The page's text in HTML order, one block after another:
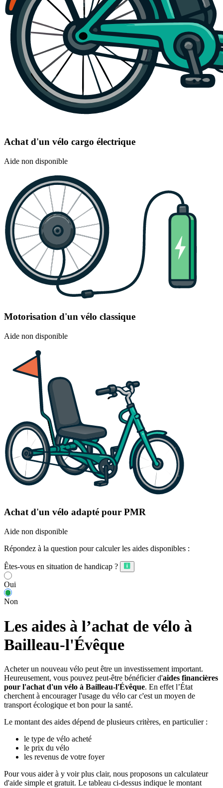
Achat d'un vélo cargo électrique
Aide non disponible
Motorisation d'un vélo classique
Aide non disponible
Achat d'un vélo adapté pour PMR
Aide non disponible
Répondez à la question pour calculer les aides disponibles :
Êtes-vous en situation de handicap ?
Oui
Non
Les aides à l’achat de vélo à
Bailleau-l'Évêque
Acheter un nouveau vélo peut être un investissement important.
Heureusement, vous pouvez peut-être bénéficier d'aides financières
pour l'achat d'un vélo à Bailleau-l'Évêque. En effet l’État
cherchent à encourager l'usage du vélo car c'est un moyen de
transport écologique et bon pour la santé.
Le montant des aides dépend de plusieurs critères, en particulier :
le type de vélo acheté
le prix du vélo
les revenus de votre foyer
Pour vous aider à y voir plus clair, nous proposons un calculateur
d'aide simple et gratuit. Le tableau ci-dessus indique le montant